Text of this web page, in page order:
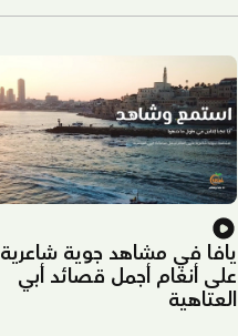
يافا في مشاهد جوية شاعرية
على أنغام أجمل قصائد أبي
العتاهية